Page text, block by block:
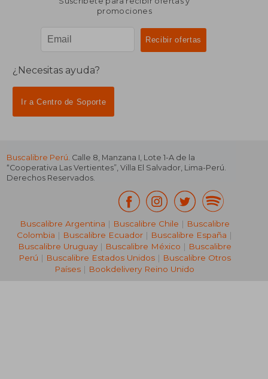
promociones
¿Necesitas ayuda?
Ir a Centro de Soporte
Buscalibre Perú. Calle 8, Manzana I, Lote 1-A de la
“Cooperativa Las Vertientes”, Villa El Salvador, Lima-Perú.
Derechos Reservados.
Buscalibre Argentina | Buscalibre Chile | Buscalibre
Colombia | Buscalibre Ecuador | Buscalibre España |
Buscalibre Uruguay| Buscalibre México | Buscalibre
Perú | Buscalibre Estados Unidos| Buscalibre Otros
Países | Bookdelivery Reino Unido